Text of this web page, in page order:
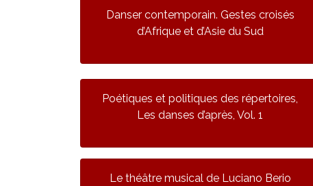
Danser contemporain. Gestes croisés
d’Afrique et d’Asie du Sud
Poétiques et politiques des répertoires,
Les danses d’après, Vol. 1
Le théâtre musical de Luciano Berio